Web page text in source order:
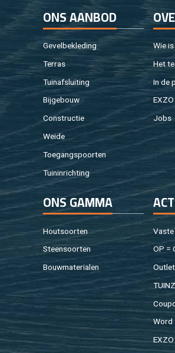
ONS AAN­BOD
Ge­vel­be­kle­ding
Ter­ras
Tuin­af­slui­ting
Bij­ge­bouw
Con­struc­tie
Weide
Toe­gangs­poor­ten
Tuin­in­rich­ting
Wie
Het
In de
Jobs
ONS GAMMA
Hout­soor­ten
Steen­soor­ten
Bouw­ma­te­ri­a­len
OP =
Out­let
Word